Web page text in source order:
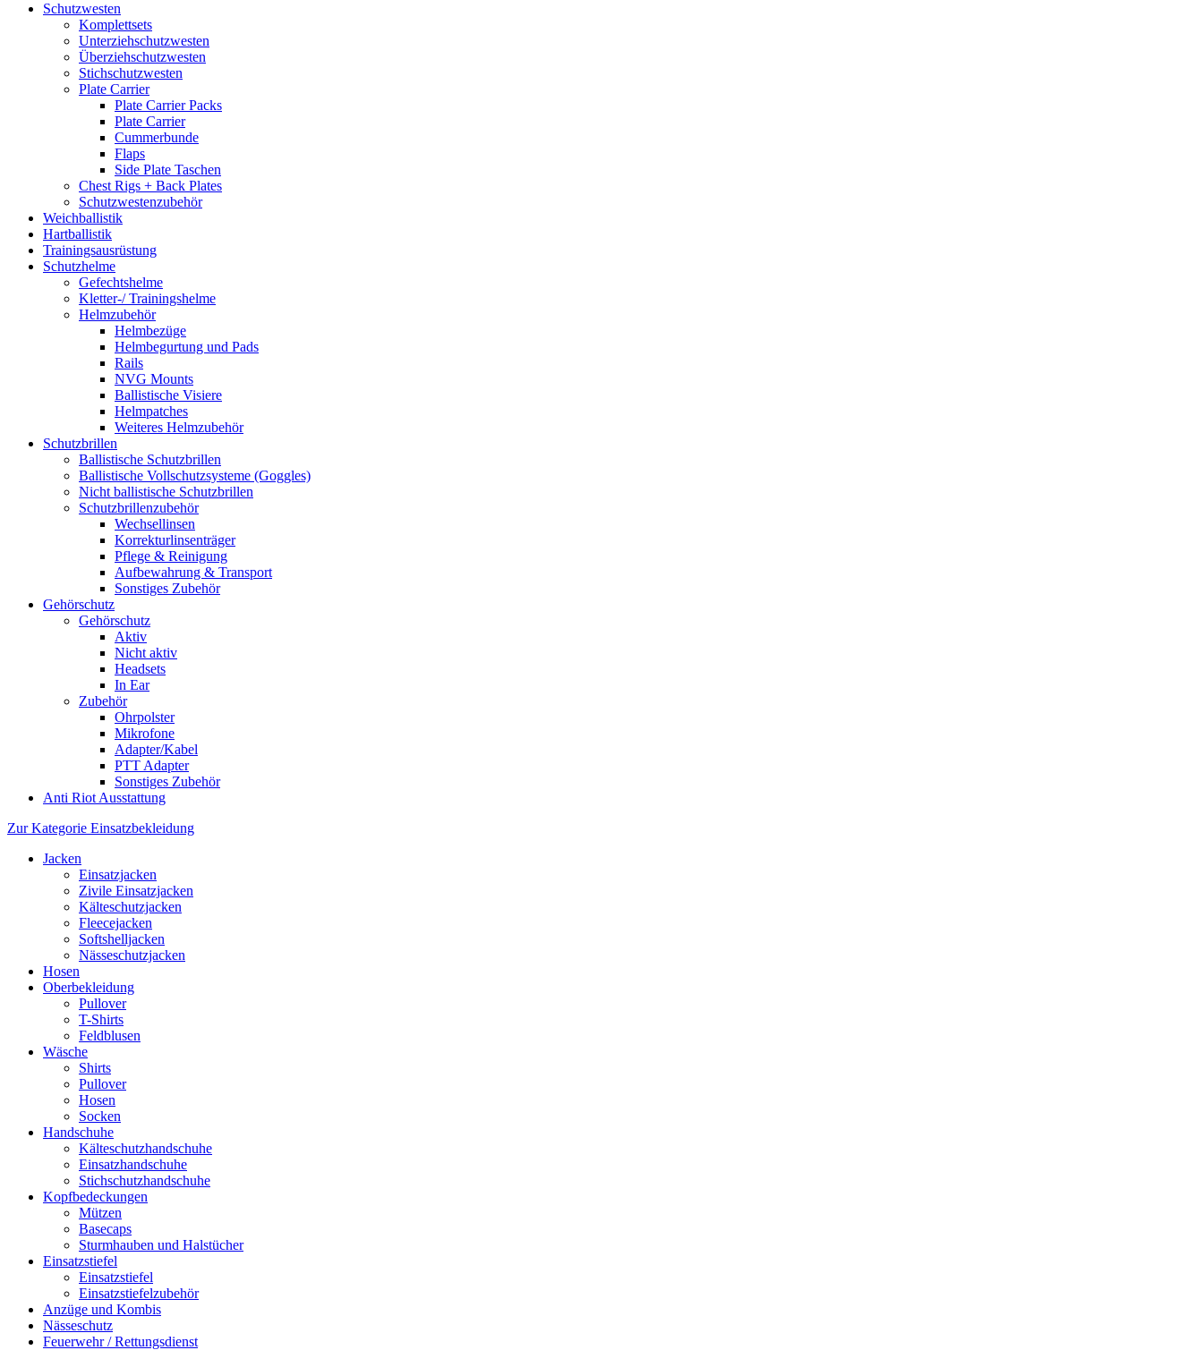
Schutzwesten
Komplettsets
Unterziehschutzwesten
Überziehschutzwesten
Stichschutzwesten
Plate Carrier
Plate Carrier Packs
Plate Carrier
Cummerbunde
Flaps
Side Plate Taschen
Chest Rigs + Back Plates
Schutzwestenzubehör
Weichballistik
Hartballistik
Trainingsausrüstung
Schutzhelme
Gefechtshelme
Kletter-/ Trainingshelme
Helmzubehör
Helmbezüge
Helmbegurtung und Pads
Rails
NVG Mounts
Ballistische Visiere
Helmpatches
Weiteres Helmzubehör
Schutzbrillen
Ballistische Schutzbrillen
Ballistische Vollschutzsysteme (Goggles)
Nicht ballistische Schutzbrillen
Schutzbrillenzubehör
Wechsellinsen
Korrekturlinsenträger
Pflege & Reinigung
Aufbewahrung & Transport
Sonstiges Zubehör
Gehörschutz
Gehörschutz
Aktiv
Nicht aktiv
Headsets
In Ear
Zubehör
Ohrpolster
Mikrofone
Adapter/Kabel
PTT Adapter
Sonstiges Zubehör
Anti Riot Ausstattung
Zur Kategorie Einsatzbekleidung
Jacken
Einsatzjacken
Zivile Einsatzjacken
Kälteschutzjacken
Fleecejacken
Softshelljacken
Nässeschutzjacken
Hosen
Oberbekleidung
Pullover
T-Shirts
Feldblusen
Wäsche
Shirts
Pullover
Hosen
Socken
Handschuhe
Kälteschutzhandschuhe
Einsatzhandschuhe
Stichschutzhandschuhe
Kopfbedeckungen
Mützen
Basecaps
Sturmhauben und Halstücher
Einsatzstiefel
Einsatzstiefel
Einsatzstiefelzubehör
Anzüge und Kombis
Nässeschutz
Feuerwehr / Rettungsdienst